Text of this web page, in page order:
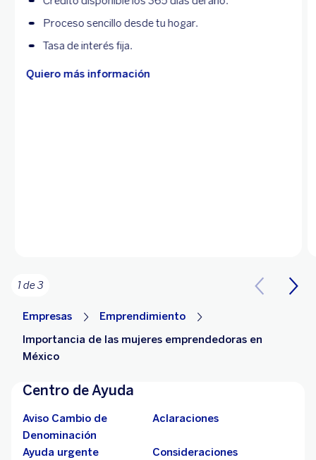
Proceso sencillo desde tu hogar.
Tasa de interés fija.
Quiero más información
1 de 3
Empresas
Emprendimiento
Importancia de las mujeres emprendedoras en
México
Centro de Ayuda
Aviso Cambio de
Denominación
Aclaraciones
Ayuda urgente
Consideraciones